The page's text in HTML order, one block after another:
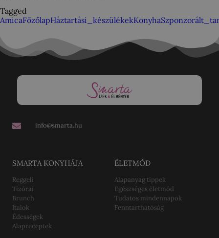
Tagged
AmicaFőzőlapHáztartási_készülékekKonyha
info@smarta.hu
SMARTA KONYHÁJA
Reggeli
Tízórai
Brunch
Italok
Édességek
Alapreceptek
ÉLETMÓD
Alapanyag tippek
Egészséges életmód
Tudatos mindennapok
Fenntarthatóság